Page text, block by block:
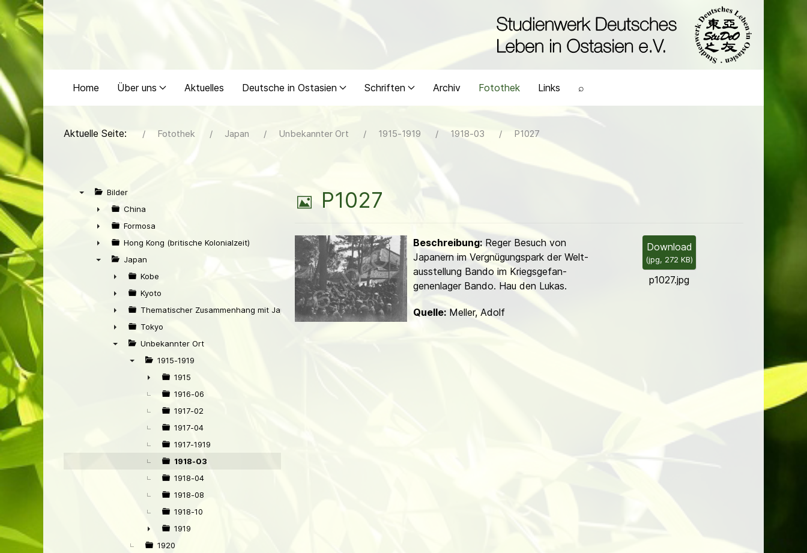
Home Über uns Aktuelles Deutsche in Ostasien Schriften Archiv Fotothek Links ⌕
Aktuelle Seite: Fotothek Japan Unbekannter Ort 1915-1919 1918-03 P1027
Bilder
►
China
►
Formosa
►
Hong Kong (britische Kolonialzeit)
Japan
►
Kobe
►
Kyoto
►
Thematischer Zusammenhang mit Japan
►
Tokyo
Unbekannter Ort
1915-1919
►
1915
1916-06
1917-02
1917-04
1917-1919
1918-03
1918-04
1918-08
1918-10
►
1919
1920
B
l
d
P1027
Download
(jpg, 272 KB)
p1027.jpg
Beschreibung:Reger Besuch von
Japanern im Vergnügungspark der Welt­
ausstellung Bando im Kriegsge­fan­
genenlager Bando. Hau den Lukas.
Quelle:Meller, Adolf